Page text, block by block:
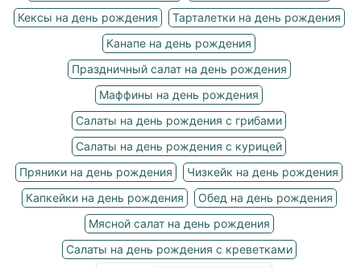
Кексы на день рождения
Тарталетки на день рождения
Канапе на день рождения
Праздничный салат на день рождения
Маффины на день рождения
Салаты на день рождения с грибами
Салаты на день рождения с курицей
Пряники на день рождения
Чизкейк на день рождения
Капкейки на день рождения
Обед на день рождения
Мясной салат на день рождения
Салаты на день рождения с креветками